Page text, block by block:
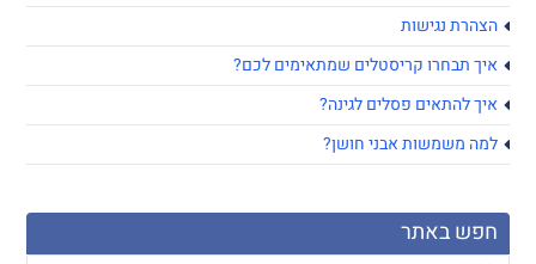
הצהרת נגישות
איך תבחרו קריסטלים שמתאימים לכם?
איך להתאים פסלים לגינה?
למה משמשות אבני חושן?
חפש באתר